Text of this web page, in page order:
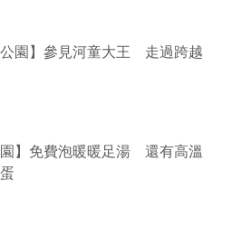
園】參見河童大王 走過跨越
】免費泡暖暖足湯 還有高溫